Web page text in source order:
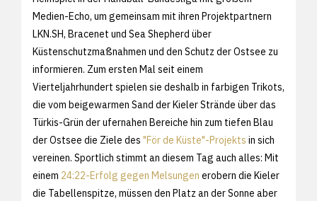
Medien-Echo, um gemeinsam mit ihren Projektpartnern
LKN.SH, Bracenet und Sea Shepherd über
Küstenschutzmaßnahmen und den Schutz der Ostsee zu
informieren. Zum ersten Mal seit einem
Vierteljahrhundert spielen sie deshalb in farbigen Trikots,
die vom beigewarmen Sand der Kieler Strände über das
Türkis-Grün der ufernahen Bereiche hin zum tiefen Blau
der Ostsee die Ziele des "För de Küste"-Projekts in sich
vereinen. Sportlich stimmt an diesem Tag auch alles: Mit
einem 24:22-Erfolg gegen Melsungen erobern die Kieler
die Tabellenspitze, müssen den Platz an der Sonne aber